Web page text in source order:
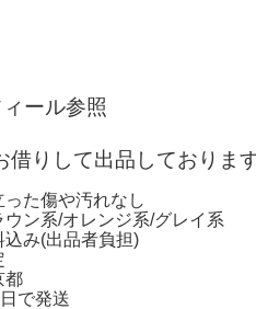
ール参照
借りして出品しておりま
った傷や汚れなし
ウン系/オレンジ系/グレイ系
込み(出品者負担)
都
で発送